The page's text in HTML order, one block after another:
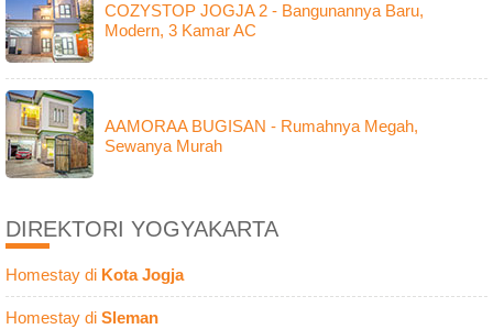
COZYSTOP JOGJA 2 - Bangunannya Baru,
Modern, 3 Kamar AC
AAMORAA BUGISAN - Rumahnya Megah,
Sewanya Murah
DIREKTORI YOGYAKARTA
Homestay di Kota Jogja
Homestay di Sleman